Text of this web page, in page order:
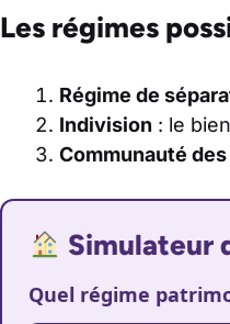
Les régimes
Régime de
Indivision : le
Communauté
Simulateur
Quel régime